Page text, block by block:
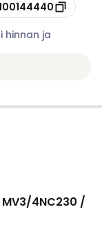
hinnan ja
4NC230 /